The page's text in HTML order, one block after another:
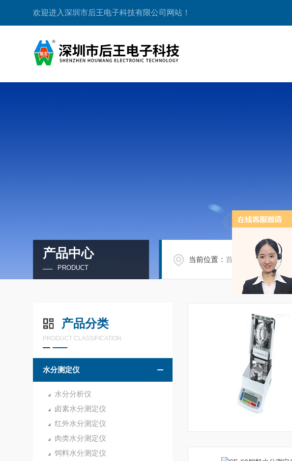
欢迎进入深圳市后王电子科技有限公司网站！
产品中心
PRODUCT
当前位置：首页 产品中心/
产品分类
PRODUCT CLASSIFICATION
水分测定仪
水分分析仪
卤素水分测定仪
红外水分测定仪
肉类水分测定仪
饲料水分测定仪